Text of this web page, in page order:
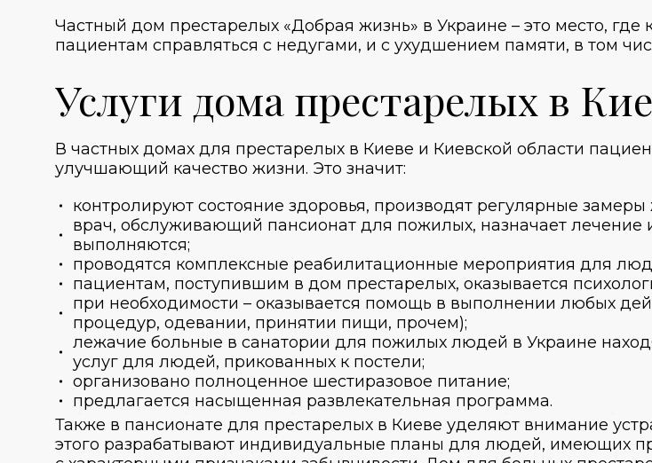
Частный дом престарелых «Добрая жизнь» в Украине – это место,
пациентам справляться с недугами, и с ухудшением памяти, в том
Услуги дома престарелых в
В частных домах для престарелых в Киеве и Киевской области
улучшающий качество жизни. Это значит:
контролируют состояние здоровья, производят регулярные
врач, обслуживающий пансионат для пожилых, назначает
выполняются;
проводятся комплексные реабилитационные мероприятия для
пациентам, поступившим в дом престарелых, оказывается
при необходимости – оказывается помощь в выполнении любых
процедур, одевании, принятии пищи, прочем);
лежачие больные в санатории для пожилых людей в Украине
услуг для людей, прикованных к постели;
организовано полноценное шестиразовое питание;
предлагается насыщенная развлекательная программа.
Также в пансионате для престарелых в Киеве уделяют внимание
этого разрабатывают индивидуальные планы для людей, имеющих